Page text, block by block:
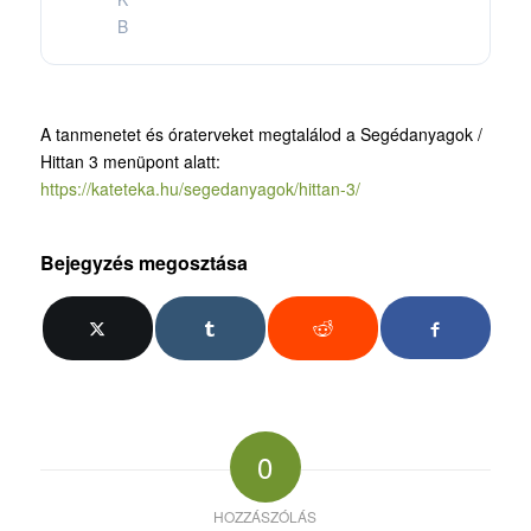
B
A tanmenetet és óraterveket megtalálod a Segédanyagok /
Hittan 3 menüpont alatt:
https://kateteka.hu/segedanyagok/hittan-3/
Bejegyzés megosztása
0
HOZZÁSZÓLÁS